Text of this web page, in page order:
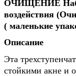
ОЧИЩЕНИЕ
воздействия
( маленькие
Описание
Эта
стойкими акне и